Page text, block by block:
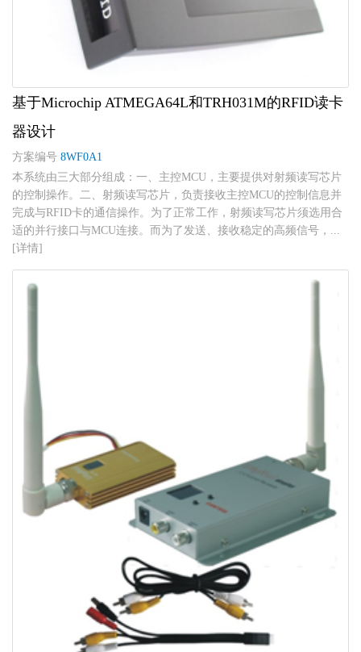
基于Microchip ATMEGA64L和TRH031M的RFID读卡
器设计
方案编号 8WF0A1
本系统由三大部分组成：一、主控MCU，主要提供对射频读写芯片
的控制操作。二、射频读写芯片，负责接收主控MCU的控制信息并
完成与RFID卡的通信操作。为了正常工作，射频读写芯片须选用合
适的并行接口与MCU连接。而为了发送、接收稳定的高频信号，...
[详情]